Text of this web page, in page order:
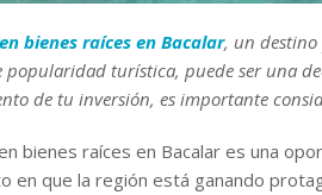
bienes raíces en Bacalar, un destino
popularidad turística, puede ser una
de tu inversión, es importante
bienes raíces en Bacalar es una
en que la región está ganando